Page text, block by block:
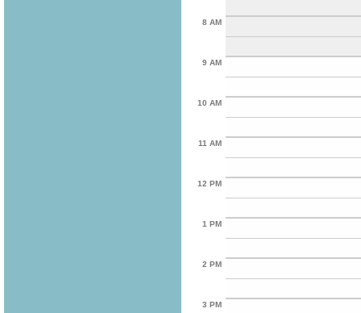
8 AM
9 AM
10 AM
11 AM
12 PM
1 PM
2 PM
3 PM